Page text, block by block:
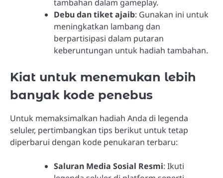
tambahan dalam gameplay.
Debu dan tiket ajaib: Gunakan ini untuk
meningkatkan lambang dan
berpartisipasi dalam putaran
keberuntungan untuk hadiah tambahan.
Kiat untuk menemukan lebih
banyak kode penebus
Untuk memaksimalkan hadiah Anda di legenda
seluler, pertimbangkan tips berikut untuk tetap
diperbarui dengan kode penukaran terbaru:
Saluran Media Sosial Resmi: Ikuti